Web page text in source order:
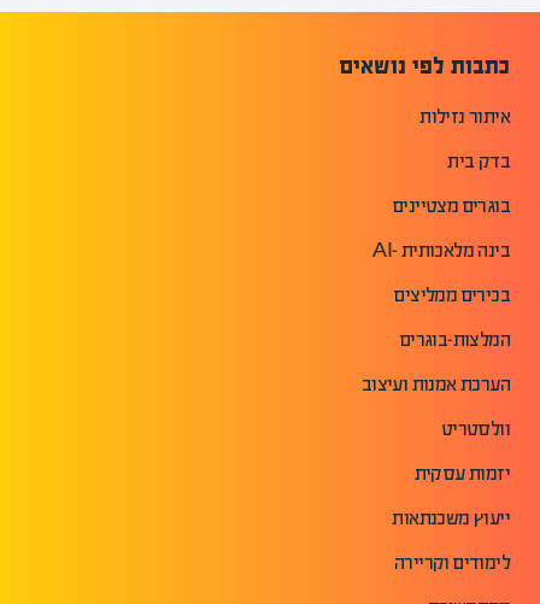
כתבות לפי נושאים
איתור נזילות
בדק בית
בוגרים מצטיינים
בינה מלאכותית -AI
בכירים ממליצים
המלצות-בוגרים
הערכת אמנות ועיצוב
וולסטריט
יזמות עסקית
ייעוץ משכנתאות
לימודים וקריירה